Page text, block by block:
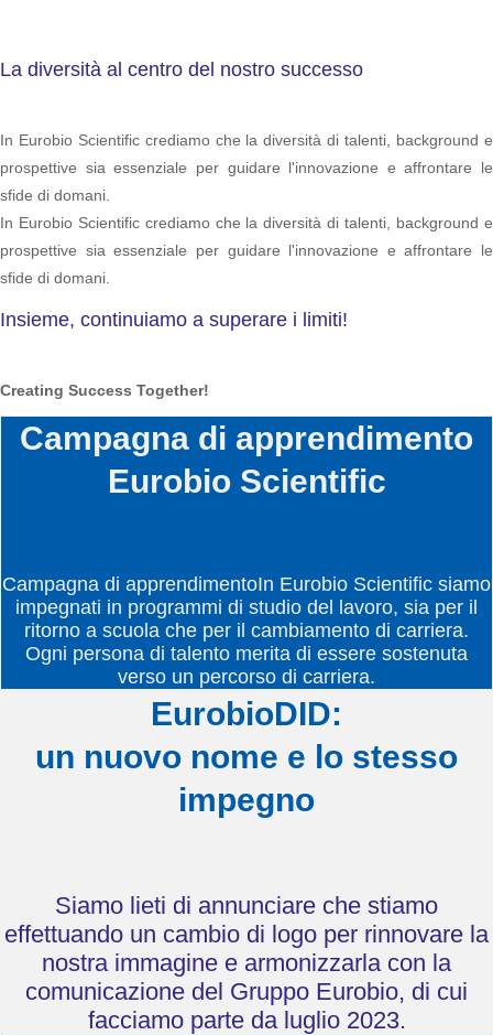
La diversità al centro del nostro successo
In Eurobio Scientific crediamo che la diversità di talenti, background e
prospettive sia essenziale per guidare l'innovazione e affrontare le
sfide di domani.
In Eurobio Scientific crediamo che la diversità di talenti, background e
prospettive sia essenziale per guidare l'innovazione e affrontare le
sfide di domani.
Insieme, continuiamo a superare i limiti!
Creating Success Together!
Campagna di apprendimento
Eurobio Scientific
Campagna di apprendimentoIn Eurobio Scientific siamo
impegnati in programmi di studio del lavoro, sia per il
ritorno a scuola che per il cambiamento di carriera.
Ogni persona di talento merita di essere sostenuta
verso un percorso di carriera.
EurobioDID:
un nuovo nome e lo stesso
impegno
Siamo lieti di annunciare che stiamo
effettuando un cambio di logo per rinnovare la
nostra immagine e armonizzarla con la
comunicazione del Gruppo Eurobio, di cui
facciamo parte da luglio 2023.